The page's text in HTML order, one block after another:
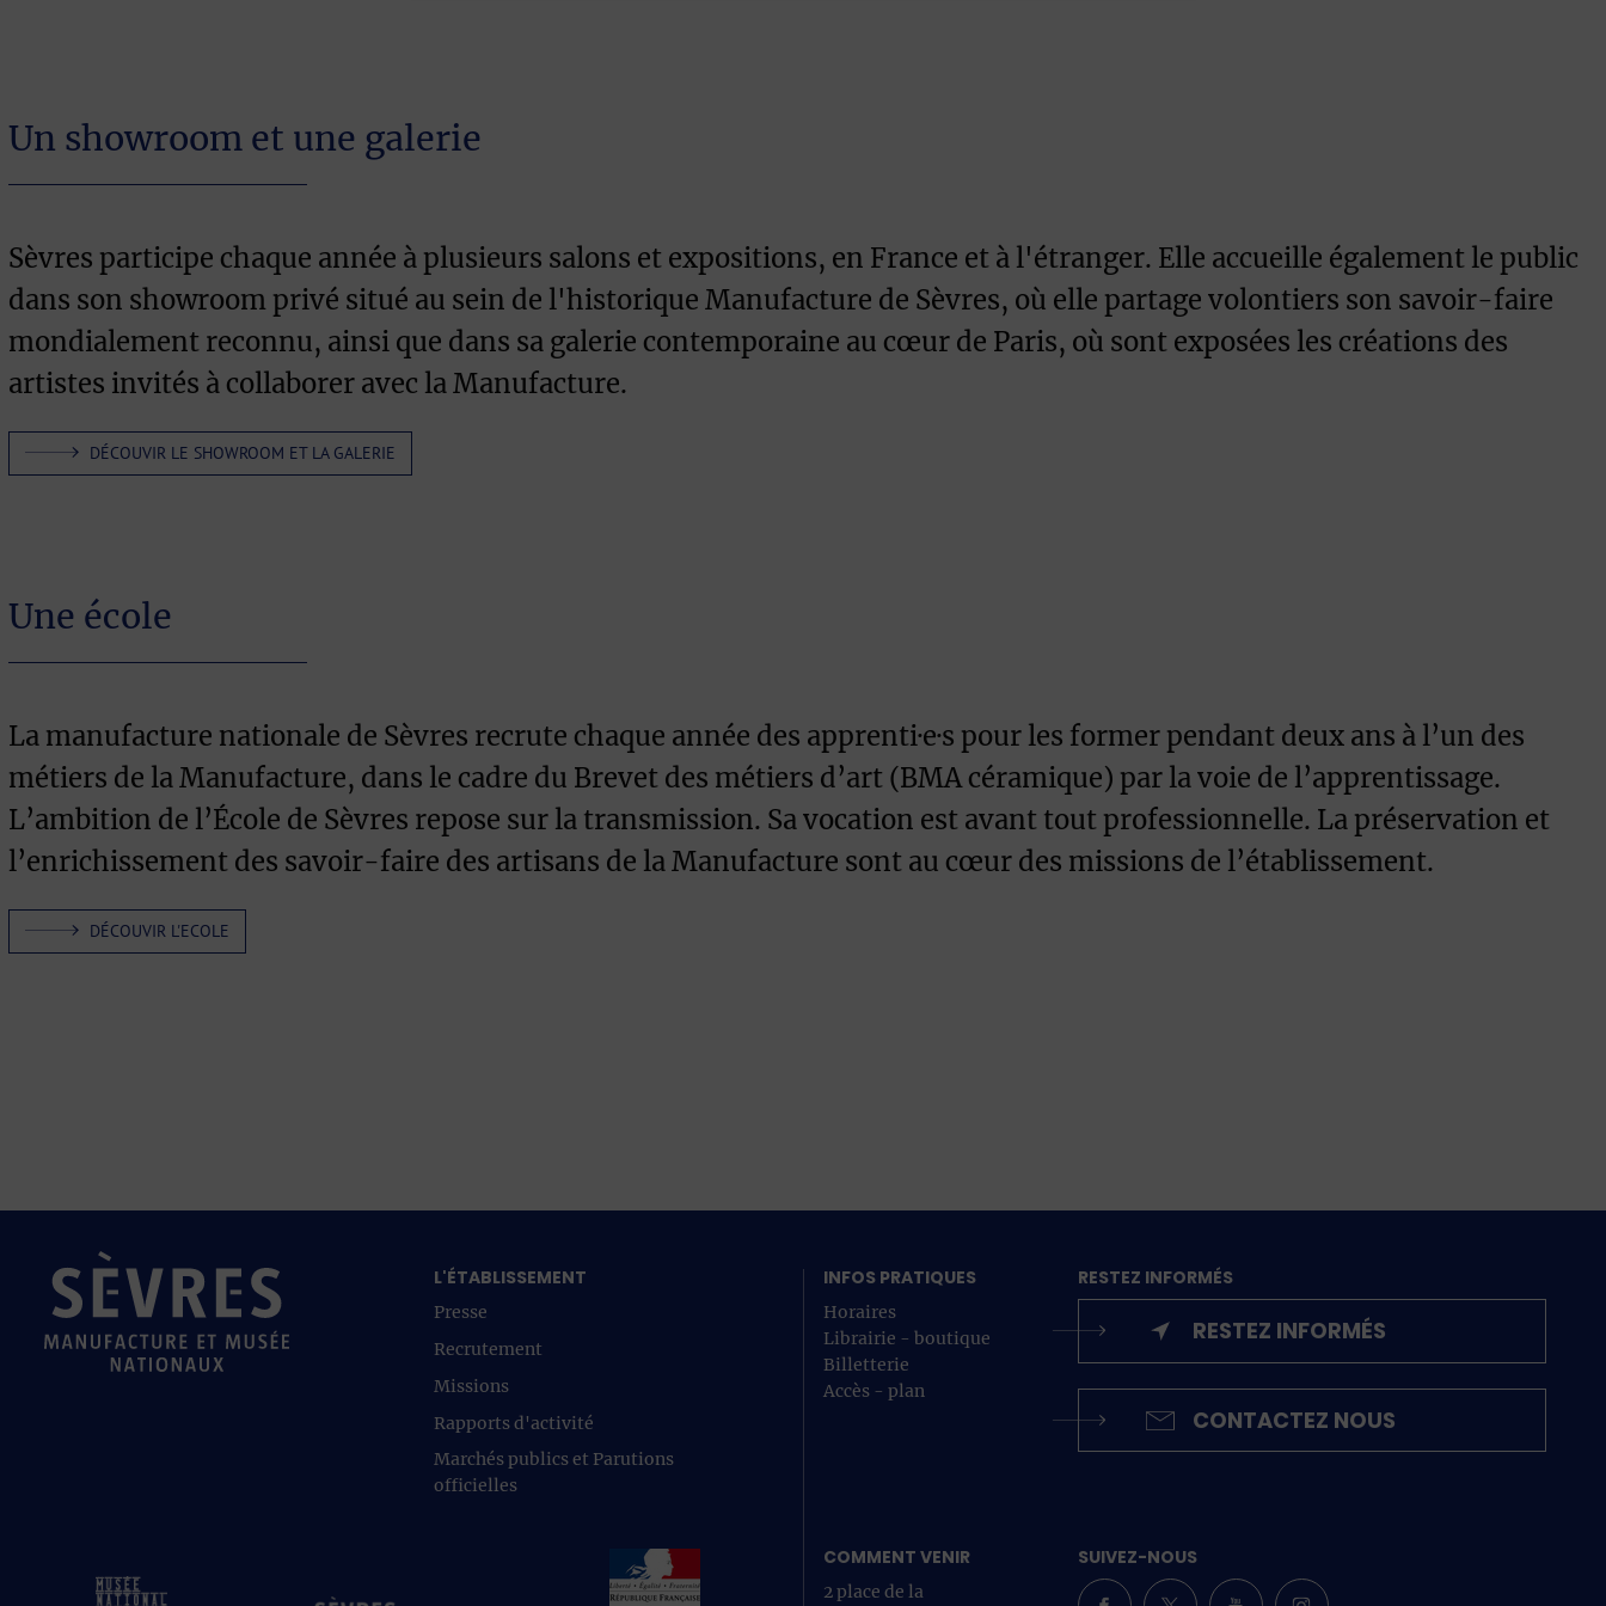
Un showroom et une galerie
Sèvres participe chaque année à plusieurs salons et expositions, en France et à l'étranger. Elle accueille également le public
dans son showroom privé situé au sein de l'historique Manufacture de Sèvres, où elle partage volontiers son savoir-faire
mondialement reconnu, ainsi que dans sa galerie contemporaine au cœur de Paris, où sont exposées les créations des
artistes invités à collaborer avec la Manufacture.
DÉCOUVIR LE SHOWROOM ET LA GALERIE
Une école
La manufacture nationale de Sèvres recrute chaque année des apprenti·e·s pour les former pendant deux ans à l’un des
métiers de la Manufacture, dans le cadre du Brevet des métiers d’art (BMA céramique) par la voie de l’apprentissage.
L’ambition de l’École de Sèvres repose sur la transmission. Sa vocation est avant tout professionnelle. La préservation et
l’enrichissement des savoir-faire des artisans de la Manufacture sont au cœur des missions de l’établissement.
DÉCOUVIR L'ECOLE
L'ÉTABLISSEMENT
Presse
Recrutement
Missions
Rapports d'activité
Marchés publics et Parutions
officielles
INFOS PRATIQUES
Horaires
Librairie - boutique
Billetterie
Accès - plan
RESTEZ INFORMÉS
RESTEZ INFORMÉS
CONTACTEZ NOUS
COMMENT VENIR
2 place de la
SUIVEZ-NOUS